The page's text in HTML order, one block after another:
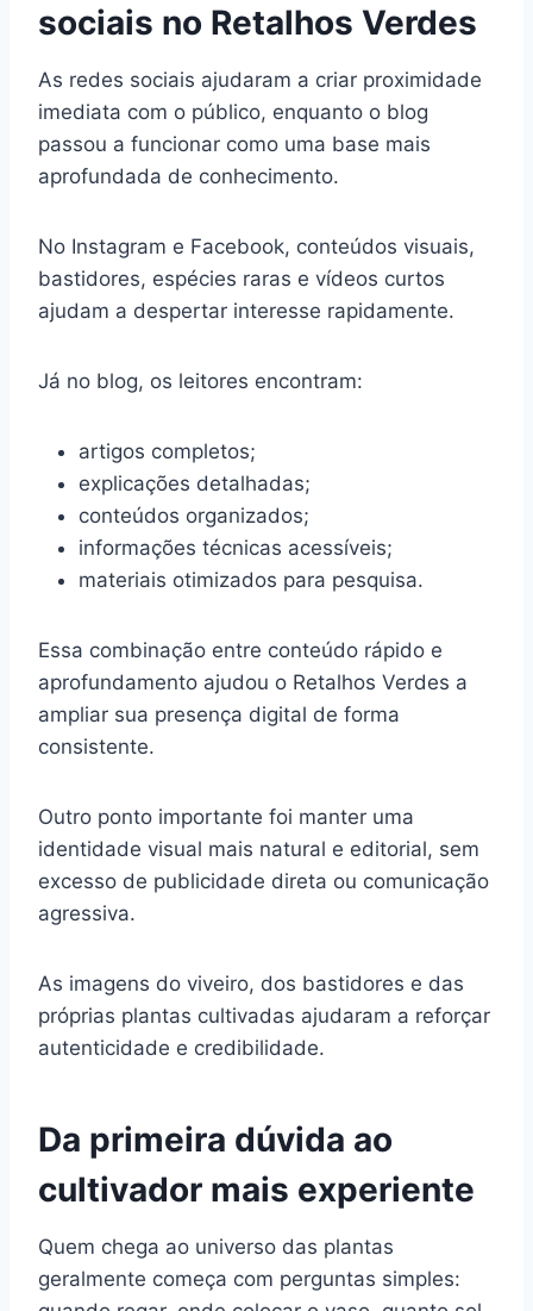
sociais no Retalhos Verdes
As redes sociais ajudaram a criar proximidade
imediata com o público, enquanto o blog
passou a funcionar como uma base mais
aprofundada de conhecimento.
No Instagram e Facebook, conteúdos visuais,
bastidores, espécies raras e vídeos curtos
ajudam a despertar interesse rapidamente.
Já no blog, os leitores encontram:
artigos completos;
explicações detalhadas;
conteúdos organizados;
informações técnicas acessíveis;
materiais otimizados para pesquisa.
Essa combinação entre conteúdo rápido e
aprofundamento ajudou o Retalhos Verdes a
ampliar sua presença digital de forma
consistente.
Outro ponto importante foi manter uma
identidade visual mais natural e editorial, sem
excesso de publicidade direta ou comunicação
agressiva.
As imagens do viveiro, dos bastidores e das
próprias plantas cultivadas ajudaram a reforçar
autenticidade e credibilidade.
Da primeira dúvida ao
cultivador mais experiente
Quem chega ao universo das plantas
geralmente começa com perguntas simples: